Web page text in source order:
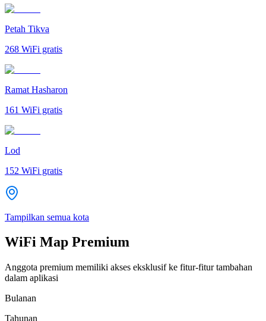
Petah Tikva
268 WiFi gratis
Ramat Hasharon
161 WiFi gratis
Lod
152 WiFi gratis
Tampilkan semua kota
WiFi Map Premium
Anggota premium memiliki akses eksklusif ke fitur-fitur tambahan
dalam aplikasi
Bulanan
Tahunan